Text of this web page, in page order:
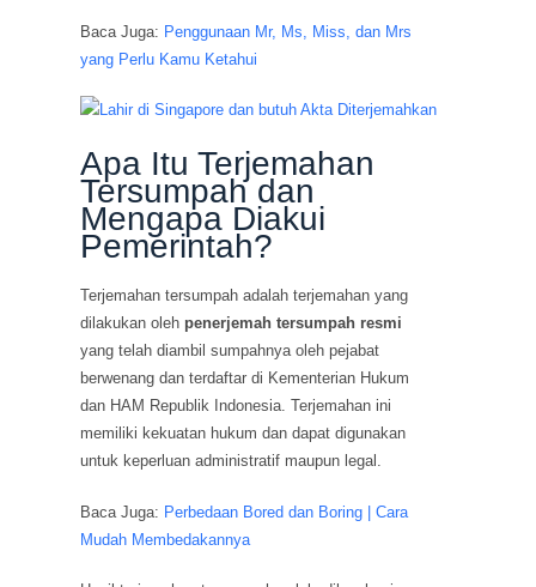
Baca Juga: Penggunaan Mr, Ms, Miss, dan Mrs
yang Perlu Kamu Ketahui
Apa Itu Terjemahan
Tersumpah dan
Mengapa Diakui
Pemerintah?
Terjemahan tersumpah adalah terjemahan yang
dilakukan oleh penerjemah tersumpah resmi
yang telah diambil sumpahnya oleh pejabat
berwenang dan terdaftar di Kementerian Hukum
dan HAM Republik Indonesia. Terjemahan ini
memiliki kekuatan hukum dan dapat digunakan
untuk keperluan administratif maupun legal.
Baca Juga: Perbedaan Bored dan Boring | Cara
Mudah Membedakannya